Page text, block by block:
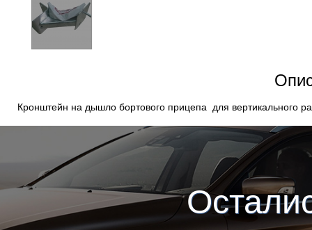
Кронштейн на дышло бортового прицепа для вертикального